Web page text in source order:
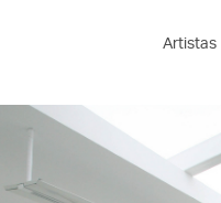
Artistas